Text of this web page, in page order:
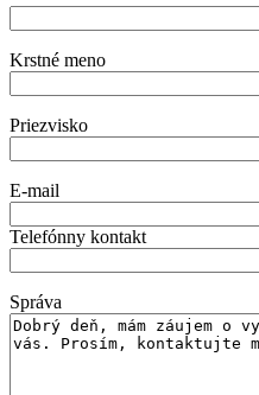
Krstné meno
Priezvisko
E-mail
Telefónny kontakt
Správa